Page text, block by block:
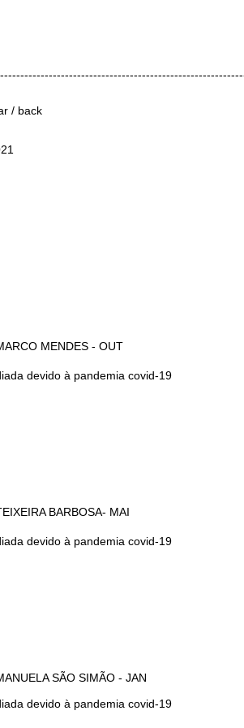
/ back
MENDES - OUT
devido à pandemia covid-19
BARBOSA- MAI
devido à pandemia covid-19
SÃO SIMÃO - JAN
devido à pandemia covid-19